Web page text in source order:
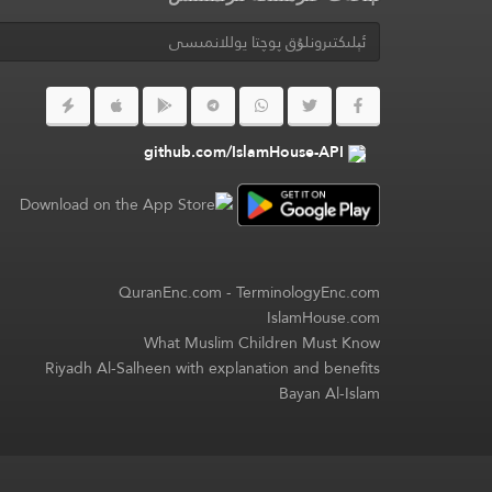
github.com/IslamHouse-API
QuranEnc.com-TerminologyEnc.com
IslamHouse.com
What Muslim Children Must Know
Riyadh Al-Salheen with explanation and benefits
Bayan Al-Islam